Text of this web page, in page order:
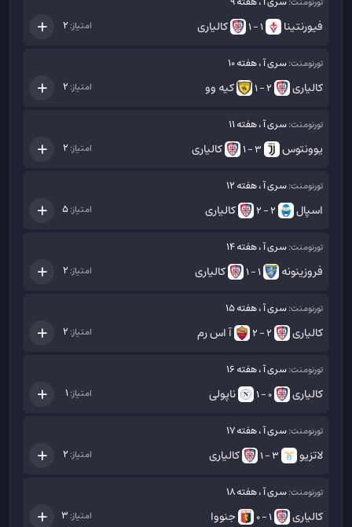
فیورنتینا 1 - 1 کالیاری امتیاز: 2
تورنومنت:سری آ ، هفته 10
کالیاری 2 - 1 کیه وو امتیاز: 2
تورنومنت:سری آ ، هفته 11
یوونتوس 3 - 1 کالیاری امتیاز: 2
تورنومنت:سری آ ، هفته 12
اسپال 2 - 2 کالیاری امتیاز:5
تورنومنت:سری آ ، هفته 14
فروزینونه 1 - 1 کالیاری امتیاز: 2
تورنومنت:سری آ ، هفته 15
کالیاری 2 - 2 آ اس رم امتیاز: 2
تورنومنت:سری آ ، هفته 16
کالیاری 0 - 1 ناپولی امتیاز:1
تورنومنت:سری آ ، هفته 17
لاتزیو 3 - 1 کالیاری امتیاز: 2
تورنومنت:سری آ ، هفته 18
کالیاری 1 - 0 جنووا امتیاز: 3